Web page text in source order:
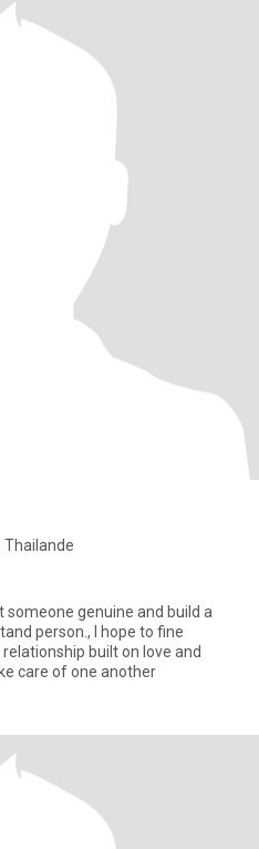
Thailande
someone genuine and build a
person., I hope to fine
built on love and
care of one another